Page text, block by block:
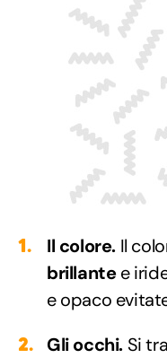
Il colore. Il
brillantee
e opaco
Gli occhi. Si